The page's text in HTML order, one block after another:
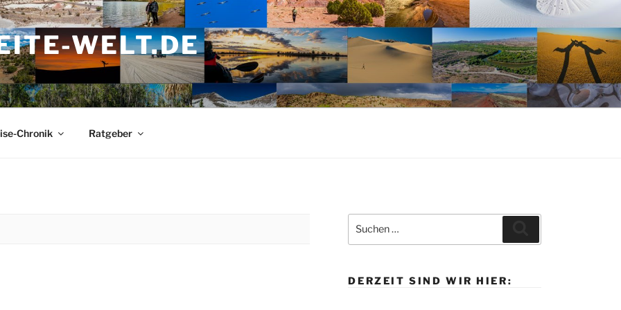
WELT.DE
Chronik Ratgeber
nach:
DERZEIT SIND WIR HIER: